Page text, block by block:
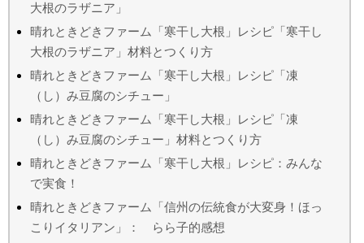
大根のラザニア」
晴れときどきファーム「寒干し大根」レシピ「寒干し
大根のラザニア」材料とつくり方
晴れときどきファーム「寒干し大根」レシピ「凍
（し）み豆腐のシチュー」
晴れときどきファーム「寒干し大根」レシピ「凍
（し）み豆腐のシチュー」材料とつくり方
晴れときどきファーム「寒干し大根」レシピ：みんな
で実食！
晴れときどきファーム「信州の伝統食が大変身！ほっ
こりイタリアン」： らら子的感想